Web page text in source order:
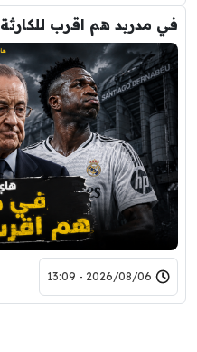
في مدريد هم اقرب للكارثة
2026/08/06 - 13:09